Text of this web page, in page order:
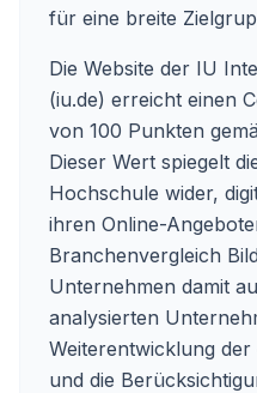
für eine breite
Die Website der IU
(iu.de) erreicht einen
von 100 Punkten
Dieser Wert spiegelt
Hochschule wider,
ihren Online-
Branchenvergleich
Unternehmen damit
analysierten
Weiterentwicklung
und die